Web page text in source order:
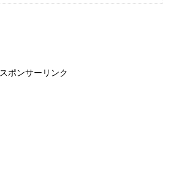
スポンサーリンク